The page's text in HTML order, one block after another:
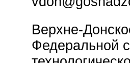
Верхне-
Федеральной